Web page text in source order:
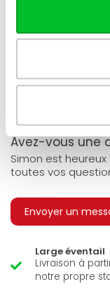
Un radiateur
Avez-vous une
Simon est
toutes vos
Envoyer un
Large éventail
Livraison à
notre propre